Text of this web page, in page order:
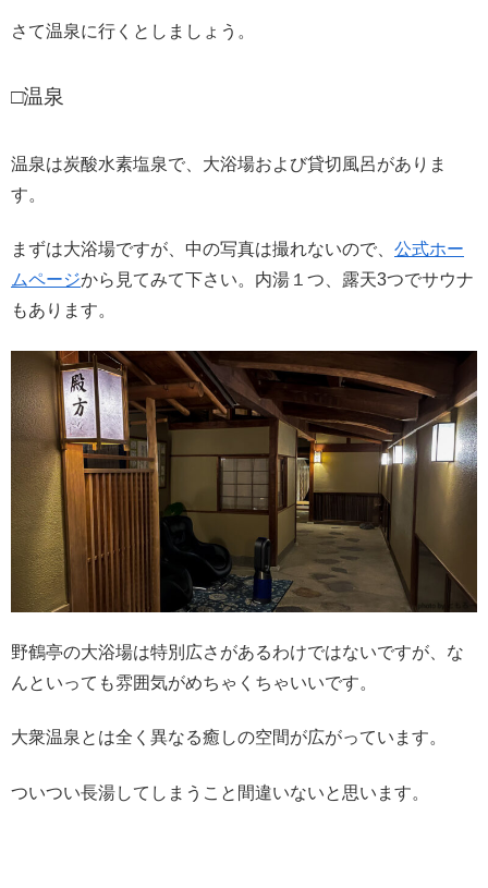
さて温泉に行くとしましょう。
□温泉
温泉は炭酸水素塩泉で、大浴場および貸切風呂がありま
す。
まずは大浴場ですが、中の写真は撮れないので、 公式ホー
ムページから見てみて下さい。内湯１つ、露天3つでサウナ
もあります。
野鶴亭の大浴場は特別広さがあるわけではないですが、な
んといっても雰囲気がめちゃくちゃいいです。
大衆温泉とは全く異なる癒しの空間が広がっています。
ついつい長湯してしまうこと間違いないと思います。